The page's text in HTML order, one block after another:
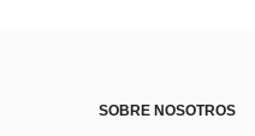
SOBRE NOSOTROS